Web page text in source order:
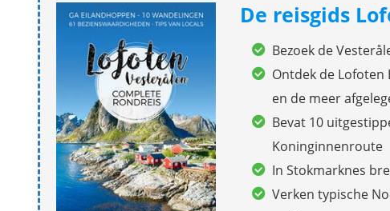
De reisgids
Bezoek de
Ontdek de Lofoten
en de meer
Bevat 10
Koninginnenroute
In Stokmarknes
Verken typische